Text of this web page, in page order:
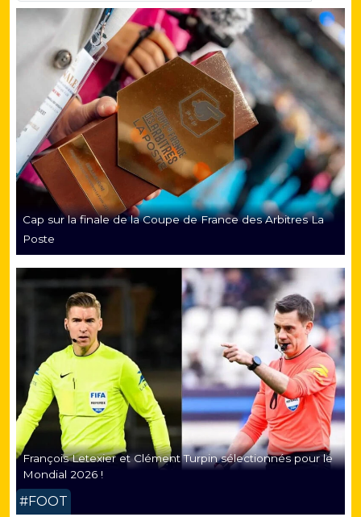
Cap sur la finale de la Coupe de France des Arbitres La
Poste
François Letexier et Clément Turpin sélectionnés pour le
Mondial 2026 !
#FOOT